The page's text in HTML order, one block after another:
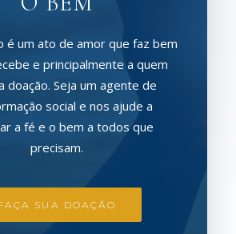
é um ato de amor que faz bem
e principalmente a quem
doação. Seja um agente de
social e nos ajude a
a fé e o bem a todos que
precisam.
SUA DOAÇÃO